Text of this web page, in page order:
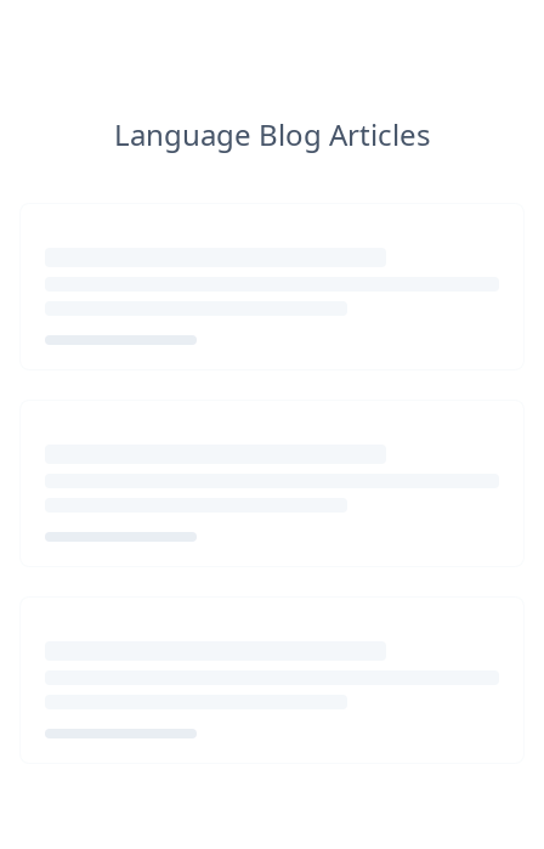
Language Blog Articles